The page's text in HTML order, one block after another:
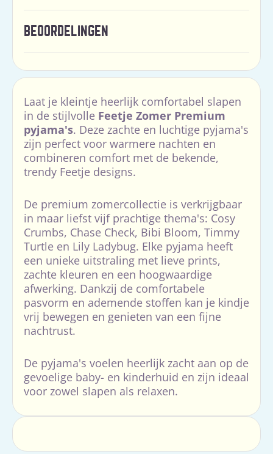
BEOORDELINGEN
Laat je kleintje heerlijk comfortabel slapen
in de stijlvolle Feetje Zomer Premium
pyjama's. Deze zachte en luchtige pyjama's
zijn perfect voor warmere nachten en
combineren comfort met de bekende,
trendy Feetje designs.
De premium zomercollectie is verkrijgbaar
in maar liefst vijf prachtige thema's: Cosy
Crumbs, Chase Check, Bibi Bloom, Timmy
Turtle en Lily Ladybug. Elke pyjama heeft
een unieke uitstraling met lieve prints,
zachte kleuren en een hoogwaardige
afwerking. Dankzij de comfortabele
pasvorm en ademende stoffen kan je kindje
vrij bewegen en genieten van een fijne
nachtrust.
De pyjama's voelen heerlijk zacht aan op de
gevoelige baby- en kinderhuid en zijn ideaal
voor zowel slapen als relaxen.